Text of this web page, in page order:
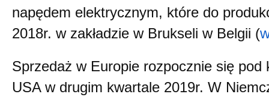
napędem elektrycznym, które do
2018r. w zakładzie w Brukseli w Belgii (
Sprzedaż w Europie rozpocznie się pod
USA w drugim kwartale 2019r. W